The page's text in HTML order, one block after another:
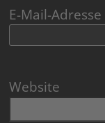
E-Mail-Adresse
Website